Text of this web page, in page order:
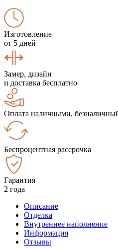
Изготовление
от 5 дней
Замер, дизайн
и доставка бесплатно
Оплата наличными,
Беспроцентная рассрочка
Гарантия
2 года
Описание
Отделка
Внутреннее наполнение
Информация
Отзывы